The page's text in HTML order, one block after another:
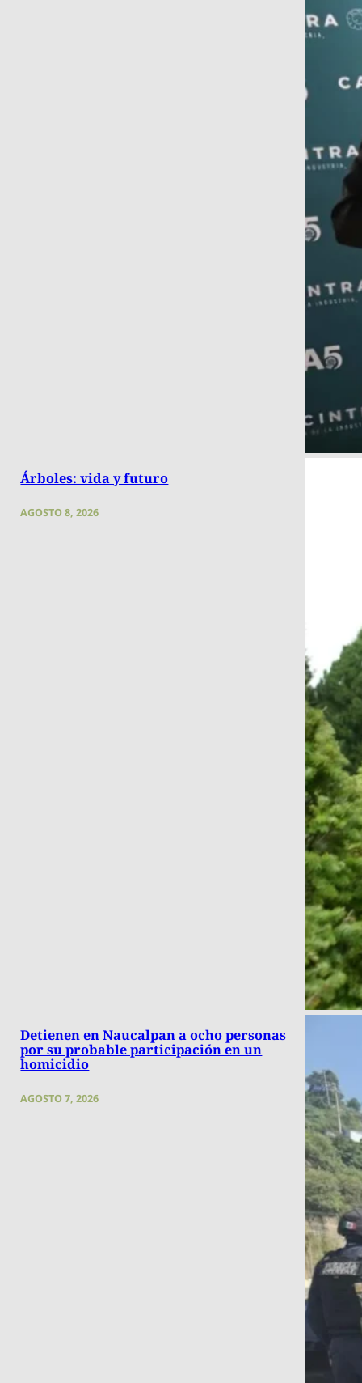
Árboles: vida y futuro
AGOSTO 8, 2026
Detienen en Naucalpan a ocho personas
por su probable participación en un
homicidio
AGOSTO 7, 2026